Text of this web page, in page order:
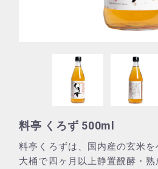
料亭 くろず 500ml
料亭くろずは、国内産の玄米
大桶で四ヶ月以上静置醗酵・